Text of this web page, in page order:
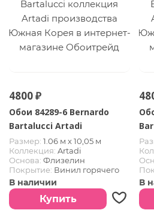
4800 ₽
Обои 84289-6 Bernardo
Bartalucci Artadi
Размер: 1.06 м х 10,05 м
Коллекция: Artadi
Основа: Флизелин
Покрытие: Винил горячего
тиснения
Страна:Южная Корея
В наличии
Купить
В